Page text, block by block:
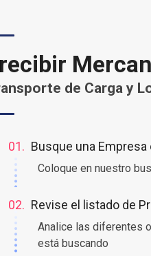
de Carga y
01. Busque una
Coloque en nuestro
02. Revise el listado de
Analice las diferentes
está buscando